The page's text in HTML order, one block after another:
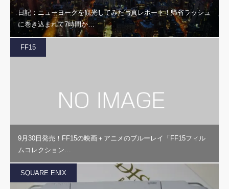
日記：ニューヨークを観光してみた写真レポート！帰省ラッシュ
に巻き込まれて7時間か…
FF15
9月30日発売！FF15の映画＋アニメのブルーレイ「FF15フィル
ムコレクション…
SQUARE ENIX